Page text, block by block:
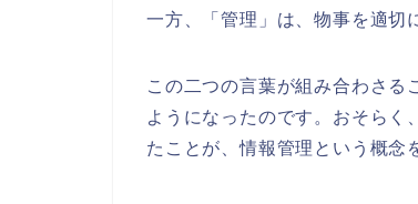
一方、「管理」は、物事を適切
この二つの言葉が組み合わさる
ようになったのです。おそらく
たことが、情報管理という概念